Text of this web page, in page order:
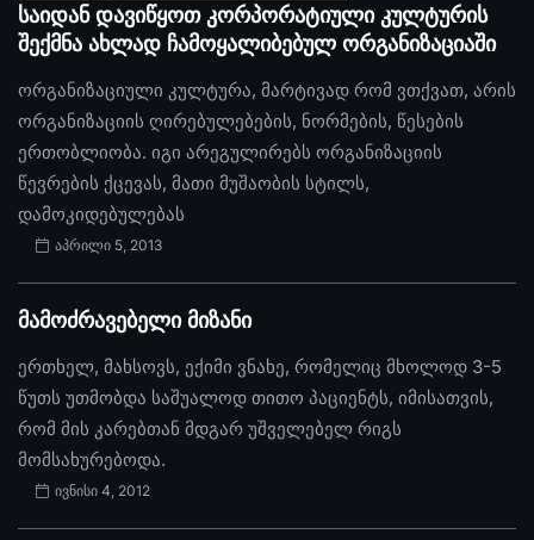
საიდან დავიწყოთ კორპორატიული კულტურის
შექმნა ახლად ჩამოყალიბებულ ორგანიზაციაში
ორგანიზაციული კულტურა, მარტივად რომ ვთქვათ, არის
ორგანიზაციის ღირებულებების, ნორმების, წესების
ერთობლიობა. იგი არეგულირებს ორგანიზაციის
წევრების ქცევას, მათი მუშაობის სტილს,
დამოკიდებულებას
აპრილი 5, 2013
მამოძრავებელი მიზანი
ერთხელ, მახსოვს, ექიმი ვნახე, რომელიც მხოლოდ 3-5
წუთს უთმობდა საშუალოდ თითო პაციენტს, იმისათვის,
რომ მის კარებთან მდგარ უშველებელ რიგს
მომსახურებოდა.
ივნისი 4, 2012